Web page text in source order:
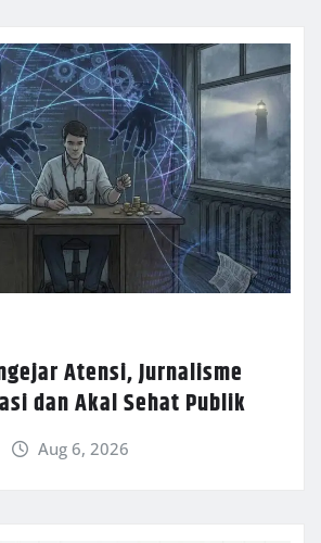
Atensi, Jurnalisme
dan Akal Sehat Publik
Aug 6, 2026